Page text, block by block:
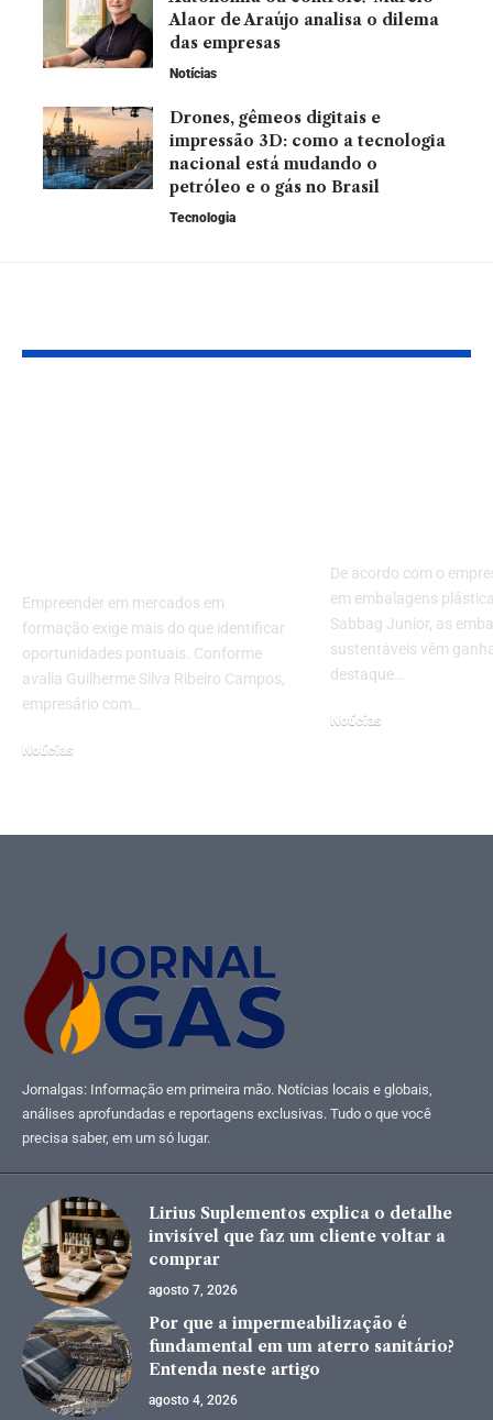
Alaor de Araújo analisa o dilema
das empresas
Notícias
Drones, gêmeos digitais e
impressão 3D: como a tecnologia
nacional está mudando o
petróleo e o gás no Brasil
Tecnologia
Empreender em mercados em
formação exige mais do que identificar
oportunidades pontuais. Conforme
avalia Guilherme Silva Ribeiro Campos,
empresário com…
Notícias
De acordo com o
em embalagens
Sabbag Junior, as
sustentáveis vêm
destaque…
Notícias
Jornalgas: Informação em primeira mão. Notícias locais e globais,
análises aprofundadas e reportagens exclusivas. Tudo o que você
precisa saber, em um só lugar.
Lirius Suplementos explica o detalhe
invisível que faz um cliente voltar a
comprar
agosto 7, 2026
Por que a impermeabilização é
fundamental em um aterro sanitário?
Entenda neste artigo
agosto 4, 2026